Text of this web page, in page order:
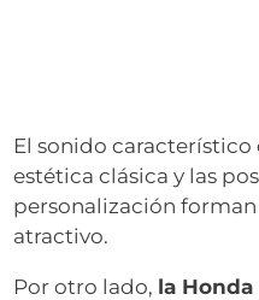
El sonido
estética clásica y las
personalización
atractivo.
Por otro lado, la